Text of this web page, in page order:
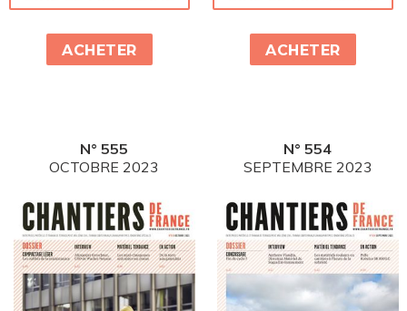
ACHETER ACHETER
N° 555
OCTOBRE 2023
N° 554
SEPTEMBRE 2023